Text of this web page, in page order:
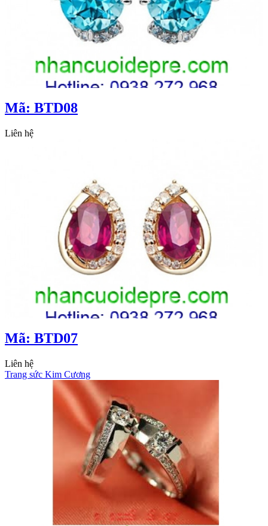
Mã: BTD08
Liên hệ
Mã: BTD07
Liên hệ
Trang sức Kim Cương